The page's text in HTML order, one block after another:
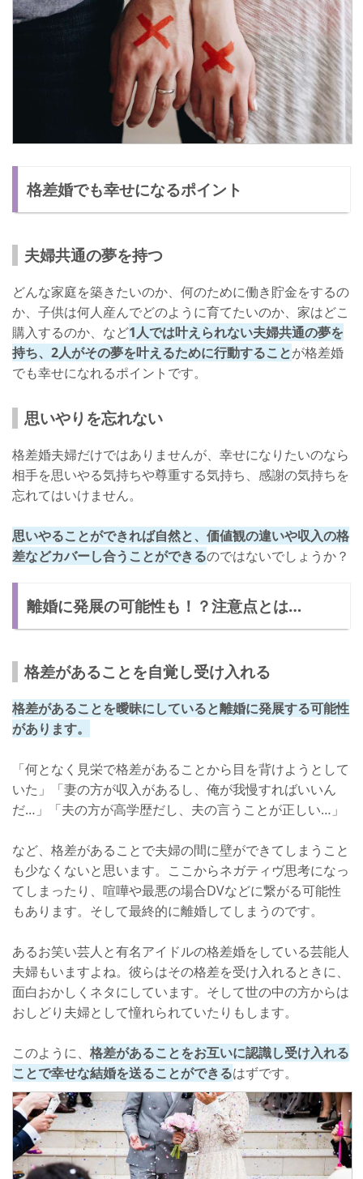
格差婚でも幸せになるポイント
夫婦共通の夢を持つ
どんな家庭を築きたいのか、何のために働き貯金をするの
か、子供は何人産んでどのように育てたいのか、家はどこ
購入するのか、など1人では叶えられない夫婦共通の夢を
持ち、2人がその夢を叶えるために行動することが格差婚
でも幸せになれるポイントです。
思いやりを忘れない
格差婚夫婦だけではありませんが、幸せになりたいのなら
相手を思いやる気持ちや尊重する気持ち、感謝の気持ちを
忘れてはいけません。
思いやることができれば自然と、価値観の違いや収入の格
差などカバーし合うことができるのではないでしょうか？
離婚に発展の可能性も！？注意点とは…
格差があることを自覚し受け入れる
格差があることを曖昧にしていると離婚に発展する可能性
があります。
「何となく見栄で格差があることから目を背けようとして
いた」「妻の方が収入があるし、俺が我慢すればいいん
だ…」「夫の方が高学歴だし、夫の言うことが正しい…」
など、格差があることで夫婦の間に壁ができてしまうこと
も少なくないと思います。ここからネガティヴ思考になっ
てしまったり、喧嘩や最悪の場合DVなどに繋がる可能性
もあります。そして最終的に離婚してしまうのです。
あるお笑い芸人と有名アイドルの格差婚をしている芸能人
夫婦もいますよね。彼らはその格差を受け入れるときに、
面白おかしくネタにしています。そして世の中の方からは
おしどり夫婦として憧れられていたりもします。
このように、 格差があることをお互いに認識し受け入れる
ことで幸せな結婚を送ることができるはずです。